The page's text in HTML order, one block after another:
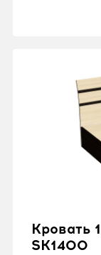
Кровать
SK1400